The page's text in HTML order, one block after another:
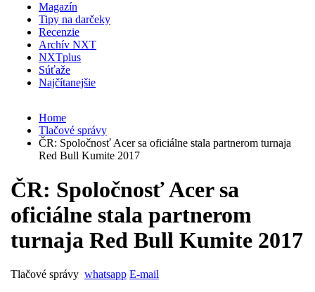
Magazín
Tipy na darčeky
Recenzie
Archív NXT
NXTplus
Súťaže
Najčítanejšie
Home
Tlačové správy
ČR: Spoločnosť Acer sa oficiálne stala partnerom turnaja
Red Bull Kumite 2017
ČR: Spoločnosť Acer sa
oficiálne stala partnerom
turnaja Red Bull Kumite 2017
Tlačové správy whatsapp E-mail